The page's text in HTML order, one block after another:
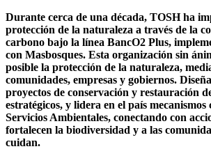
Durante cerca de una década, TOSH ha
protección de la naturaleza a través de la
carbono bajo la línea BancO2 Plus,
con Masbosques. Esta organización sin
posible la protección de la naturaleza,
comunidades, empresas y gobiernos.
proyectos de conservación y restauración
estratégicos, y lidera en el país mecanismos
Servicios Ambientales, conectando con
fortalecen la biodiversidad y a las
cuidan.